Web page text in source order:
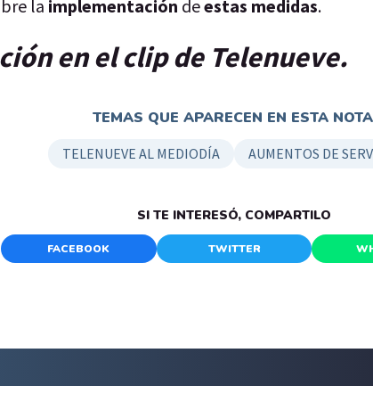
la implementación deestas medidas.
en el clip de Telenueve.
TEMAS QUE APARECEN EN ESTA
TELENUEVE AL MEDIODÍA AUMENTOS DE
SI TE INTERESÓ, COMPARTILO
FACEBOOK TWITTER